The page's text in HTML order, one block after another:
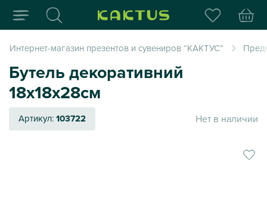
Интернет-магазин
Интернет-магазин презентов и сувениров “КАКТУС”
Бутель декоративний
18х18х28см
Артикул:103722 Нет в наличии